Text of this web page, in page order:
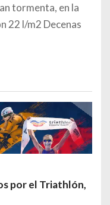
tormenta, en la
22 l/m2 Decenas
por el Triathlón,